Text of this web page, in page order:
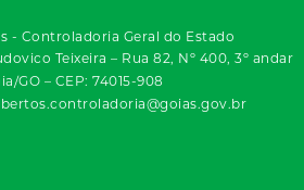
- Controladoria Geral do Estado
Teixeira – Rua 82, Nº 400, 3º andar
GO – CEP: 74015-908